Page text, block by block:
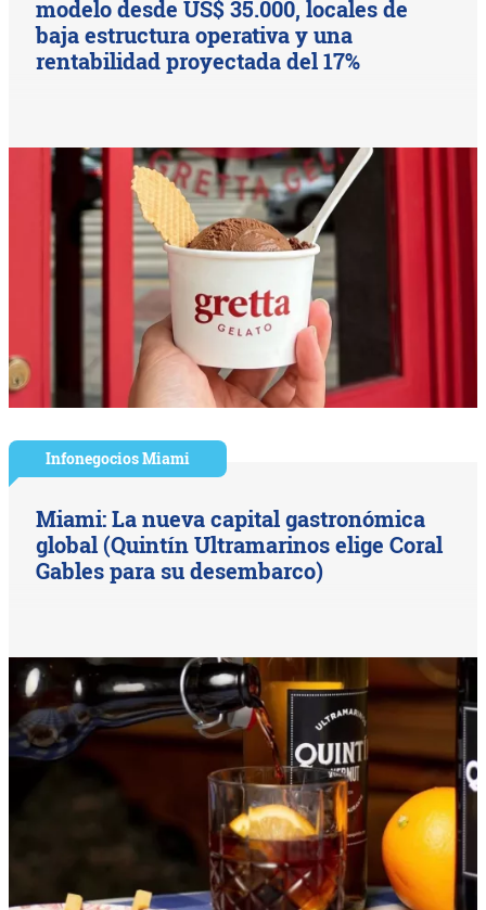
modelo desde US$ 35.000, locales de
baja estructura operativa y una
rentabilidad proyectada del 17%
Infonegocios Miami
Miami: La nueva capital gastronómica
global (Quintín Ultramarinos elige Coral
Gables para su desembarco)